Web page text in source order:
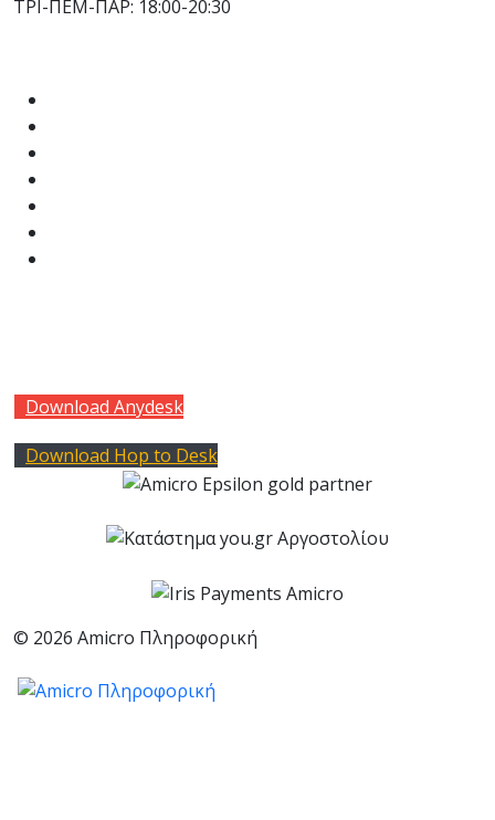
ΤΡΙ-ΠΕΜ-ΠΑΡ: 18:00-20:30
Download Anydesk
Download Hop to Desk
© 2026 Amicro Πληροφορική